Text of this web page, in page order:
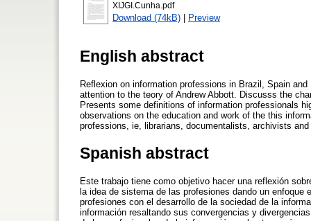
XIJGI.Cunha.pdf
Download (74kB) | Preview
English abstract
Reflexion on information professions in Brazil, Spain
attention to the teory of Andrew Abbott. Discusss the
Presents some definitions of information professionals
observations on the education and work of the this
professions, ie, librarians, documentalists, archivists
Spanish abstract
Este trabajo tiene como objetivo hacer una reflexión
la idea de sistema de las profesiones dando un
profesiones con el desarrollo de la sociedad de la
información resaltando sus convergencias y